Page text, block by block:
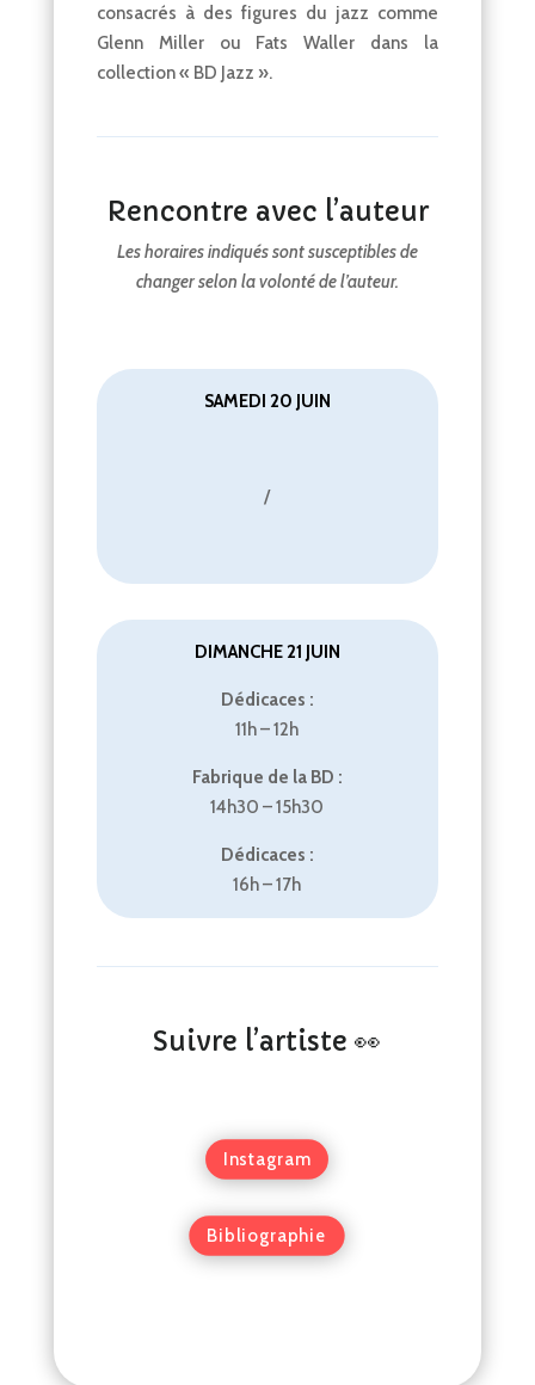
consacrés à des figures du jazz comme
Glenn Miller ou Fats Waller dans la
collection « BD Jazz ».
Rencontre avec l’auteur
Les horaires indiqués sont susceptibles de
changer selon la volonté de l’auteur.
SAMEDI 20 JUIN
/
DIMANCHE 21 JUIN
Dédicaces :
11h – 12h
Fabrique de la BD :
14h30 – 15h30
Dédicaces :
16h – 17h
Suivre l’artiste 👀
Instagram
Bibliographie